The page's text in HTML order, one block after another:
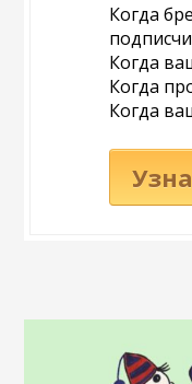
Когда
Когда
Когда
Когда